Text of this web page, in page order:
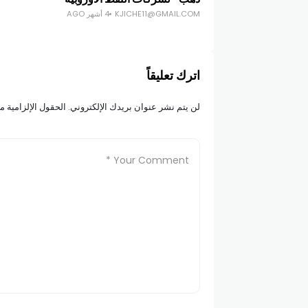
KJICHE11@GMAIL.COM 4 أشهر AGO
اترك تعليقاً
لن يتم نشر عنوان بريدك الإلكتروني. الحقول الإلزامية